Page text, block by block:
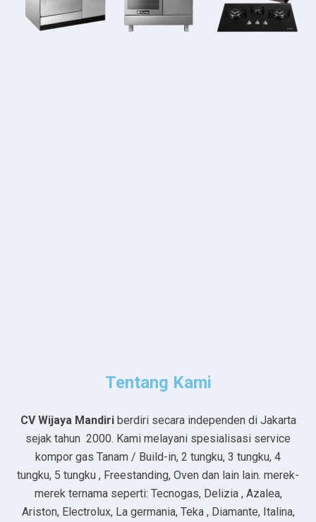
Tentang Kami
CV Wijaya Mandiriberdiri secara independen di Jakarta
sejak tahun 2000. Kami melayani spesialisasi service
kompor gas Tanam / Build-in, 2 tungku, 3 tungku, 4
tungku, 5 tungku , Freestanding, Oven dan lain lain. merek-
merek ternama seperti: Tecnogas, Delizia , Azalea,
Ariston, Electrolux, La germania, Teka , Diamante, Italina,